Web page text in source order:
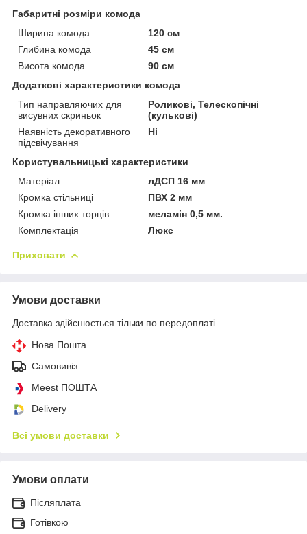
Габаритні розміри комода
Ширина комода
120 см
Глибина комода
45 см
Висота комода
90 см
Додаткові характеристики комода
Тип направляючих для
висувних скриньок
Роликові, Телескопічні
(кулькові)
Наявність декоративного
підсвічування
Ні
Користувальницькі характеристики
Матеріал
лДСП 16 мм
Кромка стільниці
ПВХ 2 мм
Кромка інших торців
меламін 0,5 мм.
Комплектація
Люкс
Приховати
Умови доставки
Доставка здійснюється тільки по передоплаті.
Нова Пошта
Самовивіз
Meest ПОШТА
Delivery
Всі умови доставки
Умови оплати
Післяплата
Готівкою